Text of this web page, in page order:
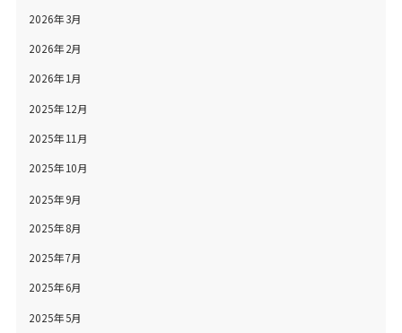
2026年3月
2026年2月
2026年1月
2025年12月
2025年11月
2025年10月
2025年9月
2025年8月
2025年7月
2025年6月
2025年5月